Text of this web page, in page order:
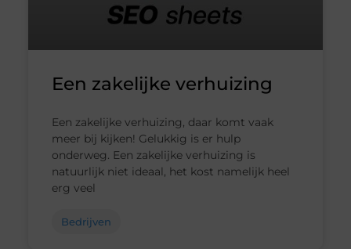
Een zakelijke verhuizing
Een zakelijke verhuizing, daar komt vaak
meer bij kijken! Gelukkig is er hulp
onderweg. Een zakelijke verhuizing is
natuurlijk niet ideaal, het kost namelijk heel
erg veel
Bedrijven